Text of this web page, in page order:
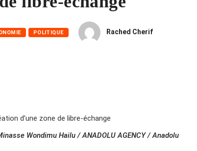
POLITIQUE Rached Cherif
Wondimu Hailu / ANADOLU AGENCY / Anadolu